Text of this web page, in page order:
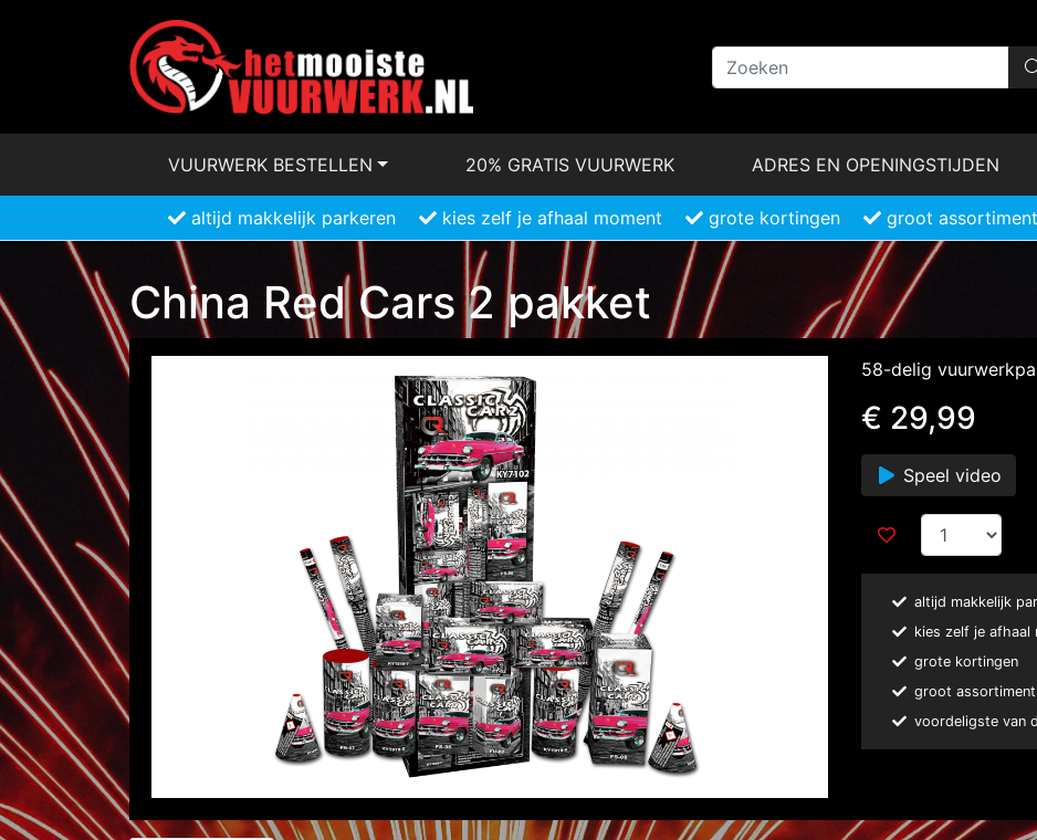
VUURWERK BESTELLEN 20% GRATIS VUURWERK ADRES EN OPENINGSTIJDEN
altijd makkelijk parkeren kies zelf je afhaal moment grote kortingen groot assortiment
China Red Cars 2 pakket
58-delig
€ 29,99
Speel video
altijd makkelijk
kies zelf je afhaal
grote kortingen
groot assortiment
voordeligste van